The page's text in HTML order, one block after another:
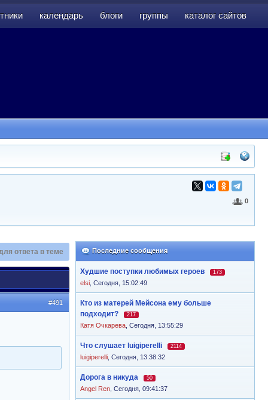
календарь блоги группы каталог сайтов
0
Последние сообщения
Худшие поступки любимых героев 173
elsi Сегодня, 15:02:49
Кто из матерей Мейсона ему больше
подходит?
217
Катя Очкарева Сегодня, 13:55:29
Что слушает luigiperelli 2114
luigiperelli Сегодня, 13:38:32
Дорога в никуда 50
Angel Ren Сегодня, 09:41:37
ответа в теме
#491